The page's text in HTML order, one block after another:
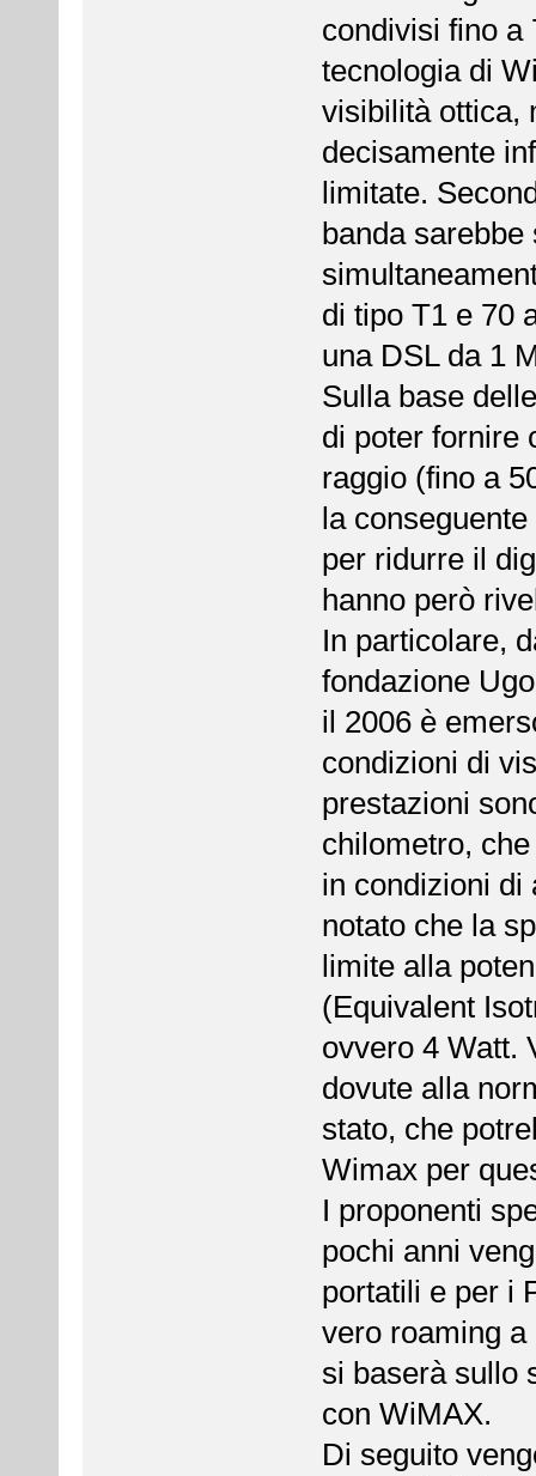
condivisi fino a
tecnologia di
visibilità ottica,
decisamente
limitate.
banda
di tipo T1 e 70
una DSL da 1
Sulla base
di poter fornire
raggio (fino a
la
per ridurre il
hanno però
In particolare,
fondazione
il 2006 è
condizioni di
prestazioni
chilometro,
in condizioni di
notato che la
limite alla
(Equivalent
ovvero 4 Watt.
dovute alla
stato, che
Wimax per
I proponenti
pochi anni
portatili e per i
vero roaming
si baserà sullo
con WiMAX.
Di seguito